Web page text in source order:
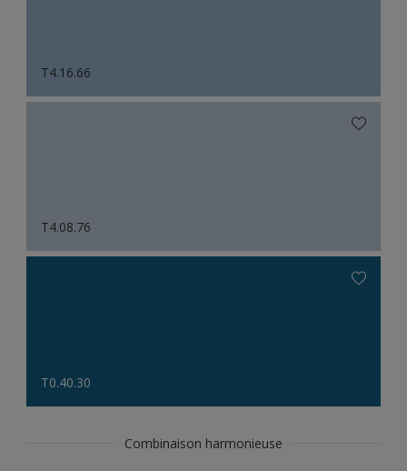
T4.16.66
T4.08.76
T0.40.30
Combinaison harmonieuse